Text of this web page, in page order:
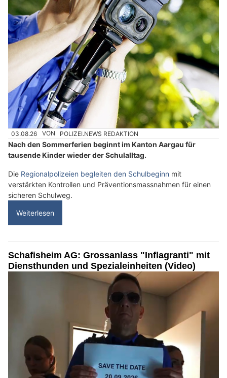
03.08.26 VON POLIZEI.NEWS REDAKTION
Nach den Sommerferien beginnt im Kanton Aargau für
tausende Kinder wieder der Schulalltag.
Die Regionalpolizeien begleiten den Schulbeginn mit
verstärkten Kontrollen und Präventionsmassnahmen für einen
sicheren Schulweg.
Weiterlesen
Schafisheim AG: Grossanlass "Inflagranti" mit
Diensthunden und Spezialeinheiten (Video)